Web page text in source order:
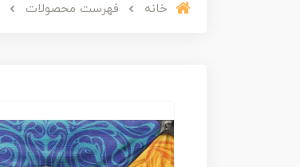
خانه فهرست محصولات